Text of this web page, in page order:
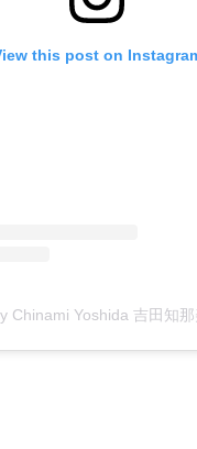
this post on
Chinami Yoshida 吉田知那